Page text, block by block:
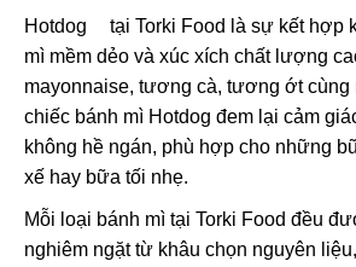
Hotdog
tại Torki Food là sự kết hợp
mì mềm dẻo và xúc xích chất lượng
mayonnaise, tương cà, tương ớt cùng
chiếc bánh mì Hotdog đem lại cảm
không hề ngán, phù hợp cho những
xế hay bữa tối nhẹ.
Mỗi loại bánh mì tại Torki Food đều
nghiêm ngặt từ khâu chọn nguyên